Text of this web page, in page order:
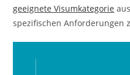
geeignete Visumkategorie
spezifischen Anforderungen